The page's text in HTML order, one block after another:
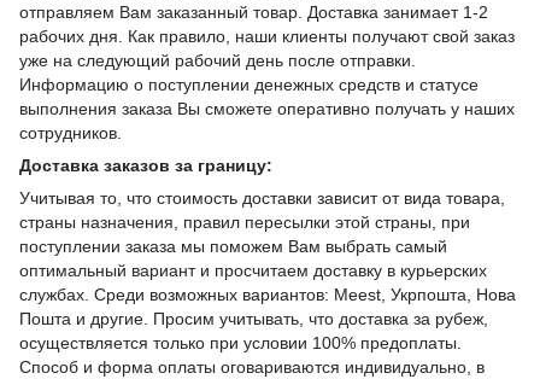
отправляем Вам заказанный товар. Доставка занимает 1-2
рабочих дня. Как правило, наши клиенты получают свой заказ
уже на следующий рабочий день после отправки.
Информацию о поступлении денежных средств и статусе
выполнения заказа Вы сможете оперативно получать у наших
сотрудников.
Доставка заказов за границу:
Учитывая то, что стоимость доставки зависит от вида товара,
страны назначения, правил пересылки этой страны, при
поступлении заказа мы поможем Вам выбрать самый
оптимальный вариант и просчитаем доставку в курьерских
службах. Среди возможных вариантов: Meest, Укрпошта, Нова
Пошта и другие. Просим учитывать, что доставка за рубеж,
осуществляется только при условии 100% предоплаты.
Способ и форма оплаты оговариваются индивидуально, в